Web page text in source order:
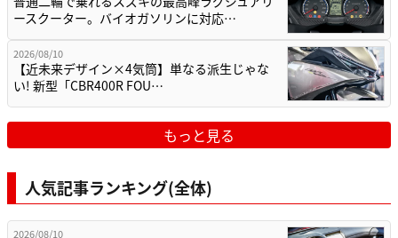
ースクーター。バイオガソリンに対応…
2026/08/10
【近未来デザイン×4気筒】単なる派生じゃな
い! 新型「CBR400R FOU…
もっと見る
人気記事ランキング(全体)
2026/08/10